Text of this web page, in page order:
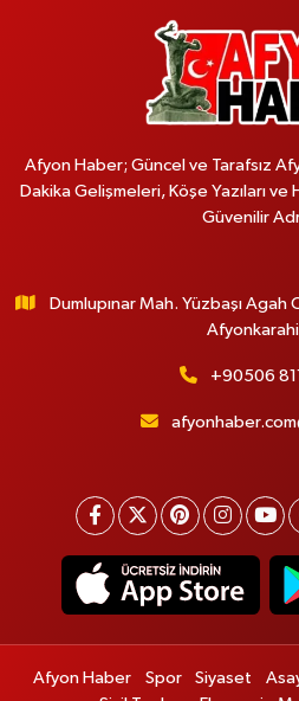
Afyon Haber; Güncel ve Tarafsız
Dakika Gelişmeleri, Köşe Yazıları
Güvenilir
Dumlupınar Mah. Yüzbaşı
+90506
Afyon Haber Spor Siyaset